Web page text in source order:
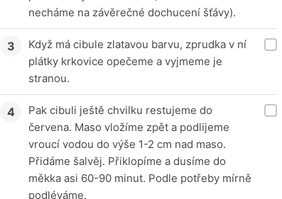
necháme na závěrečné dochucení šťávy).
Když má cibule zlatavou barvu, zprudka v ní
plátky krkovice opečeme a vyjmeme je
stranou.
Pak cibuli ještě chvilku restujeme do
červena. Maso vložíme zpět a podlijeme
vroucí vodou do výše 1-2 cm nad maso.
Přidáme šalvěj. Přiklopíme a dusíme do
měkka asi 60-90 minut. Podle potřeby mírně
podléváme.